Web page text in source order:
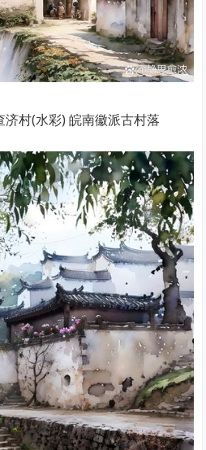
村(水彩) 皖南徽派古村落